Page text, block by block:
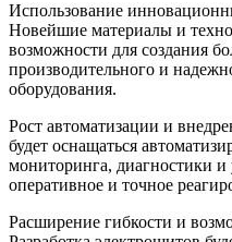
Использование
Новейшие материалы и
возможности для создания
производительного и
оборудования.
Рост автоматизации и
будет оснащаться
мониторинга, диагностики и
оперативное и точное
Расширение гибкости и